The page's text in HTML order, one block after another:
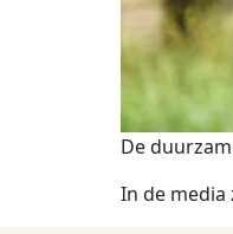
De
In de